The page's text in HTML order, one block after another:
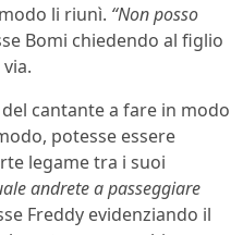
li riunì. “Non posso
Bomi chiedendo al figlio
cantante a fare in modo
potesse essere
legame tra i suoi
andrete a passeggiare
Freddy evidenziando il